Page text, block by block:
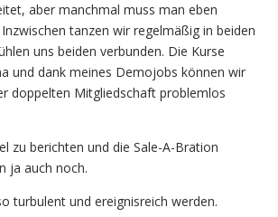
aber manchmal muss man eben
tanzen wir regelmäßig in beiden
uns beiden verbunden. Die Kurse
und dank meines Demojobs können wir
doppelten Mitgliedschaft problemlos
zu berichten und die Sale-A-Bration
ja auch noch.
turbulent und ereignisreich werden.